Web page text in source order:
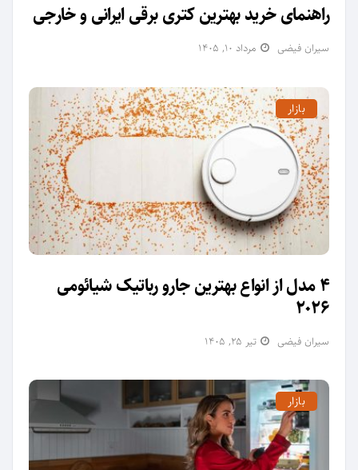
راهنمای خرید بهترین کتری برقی ایرانی و خارجی
سیران فیضی مرداد ۱۰, ۱۴۰۵
بازار
4 مدل از انواع بهترین جارو رباتیک شیائومی
2026
سیران فیضی تیر ۲۵, ۱۴۰۵
بازار